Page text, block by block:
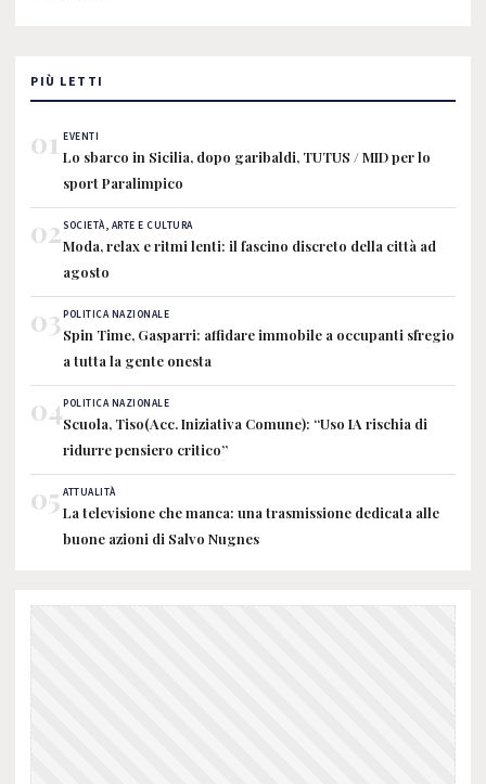
PIÙ LETTI
01 EVENTI
Lo sbarco in Sicilia, dopo garibaldi, TUTUS / MID per lo
sport Paralimpico
02SOCIETÀ, ARTE E CULTURA
Moda, relax e ritmi lenti: il fascino discreto della città ad
agosto
03POLITICA NAZIONALE
Spin Time, Gasparri: affidare immobile a occupanti sfregio
a tutta la gente onesta
04POLITICA NAZIONALE
Scuola, Tiso(Acc. Iniziativa Comune): “Uso IA rischia di
ridurre pensiero critico”
05 ATTUALITÀ
La televisione che manca: una trasmissione dedicata alle
buone azioni di Salvo Nugnes